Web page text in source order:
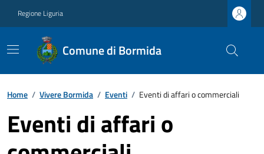
Regione Liguria
Comune di Bormida
Home / Vivere Bormida / Eventi / Eventi di affari o commerciali
Eventi di affari o